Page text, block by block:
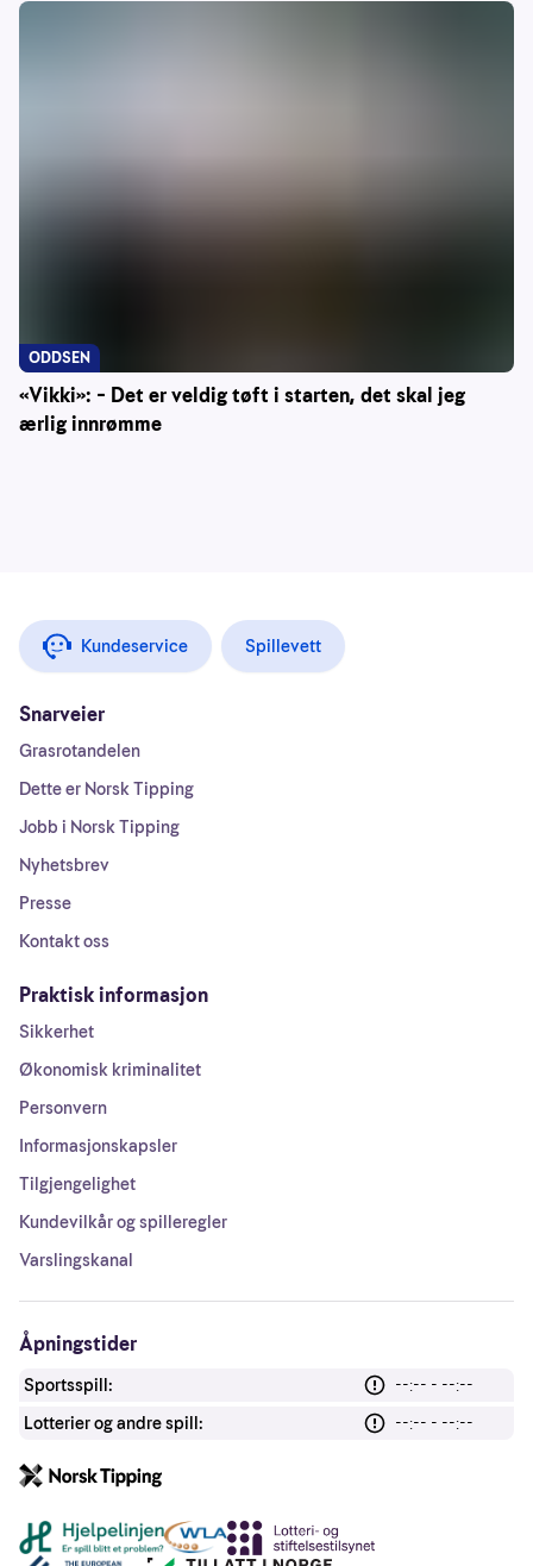
«Vikki»: – Det er veldig tøft i starten, det skal jeg
ærlig innrømme
ODDSEN
Kundeservice Spillevett
Snarveier
Grasrotandelen
Dette er Norsk Tipping
Jobb i Norsk Tipping
Nyhetsbrev
Presse
Kontakt oss
Praktisk informasjon
Sikkerhet
Økonomisk kriminalitet
Personvern
Informasjonskapsler
Tilgjengelighet
Kundevilkår og spilleregler
Varslingskanal
Åpningstider
Sportsspill:
--:-- - --:--
Lotterier og andre spill:
--:-- - --:--
Andre lenker